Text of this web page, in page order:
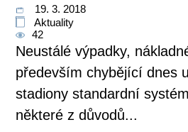
19. 3. 2018
Aktuality
42
Neustálé výpadky,
především chybějící dnes
stadiony standardní
některé z důvodů...